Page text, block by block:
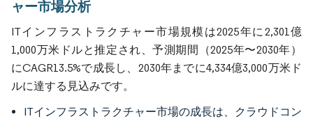
ャー市場分析
ITインフラストラクチャー市場規模は2025年に2,301億
1,000万米ドルと推定され、予測期間（2025年〜2030年）
にCAGR13.5%で成長し、2030年までに4,334億3,000万米ド
ルに達する見込みです。
ITインフラストラクチャー市場の成長は、クラウドコン